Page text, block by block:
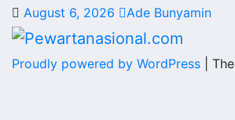
August 6, 2026 Ade Bunyamin
Proudly powered by WordPress